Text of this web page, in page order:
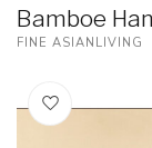
Bamboe
FINE ASIANLIVING